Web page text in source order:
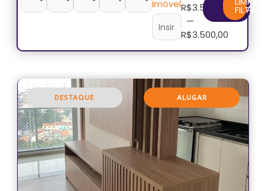
ImóvelR$3.500,00
—
R$3.500,00
FILTRAR
DESTAQUE ALUGAR